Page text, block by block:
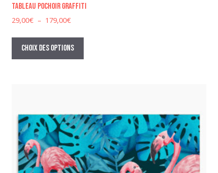
Tableau pochoir graffiti
29,00€ – 179,00€Plage
prix :
29,00€
à
Choix des options
Ce
a
peuvent
être
choisies
sur
la